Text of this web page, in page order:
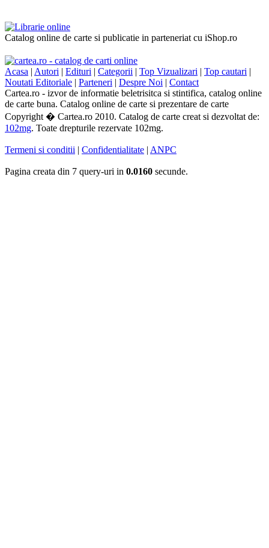
Catalog online de carte si publicatie in parteneriat cu iShop.ro
Acasa | Autori | Edituri | Categorii | Top Vizualizari | Top cautari |
Noutati Editoriale | Parteneri | Despre Noi | Contact
Cartea.ro - izvor de informatie beletrisitca si stintifica, catalog online
de carte buna. Catalog online de carte si prezentare de carte
Copyright � Cartea.ro 2010. Catalog de carte creat si dezvoltat de:
102mg. Toate drepturile rezervate 102mg.
Termeni si conditii | Confidentialitate | ANPC
Pagina creata din 7 query-uri in 0.0160 secunde.